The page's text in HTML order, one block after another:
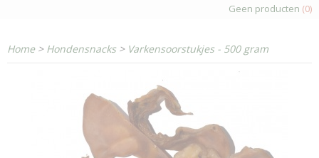
Geen producten (0)
Home> Hondensnacks > Varkensoorstukjes - 500 gram